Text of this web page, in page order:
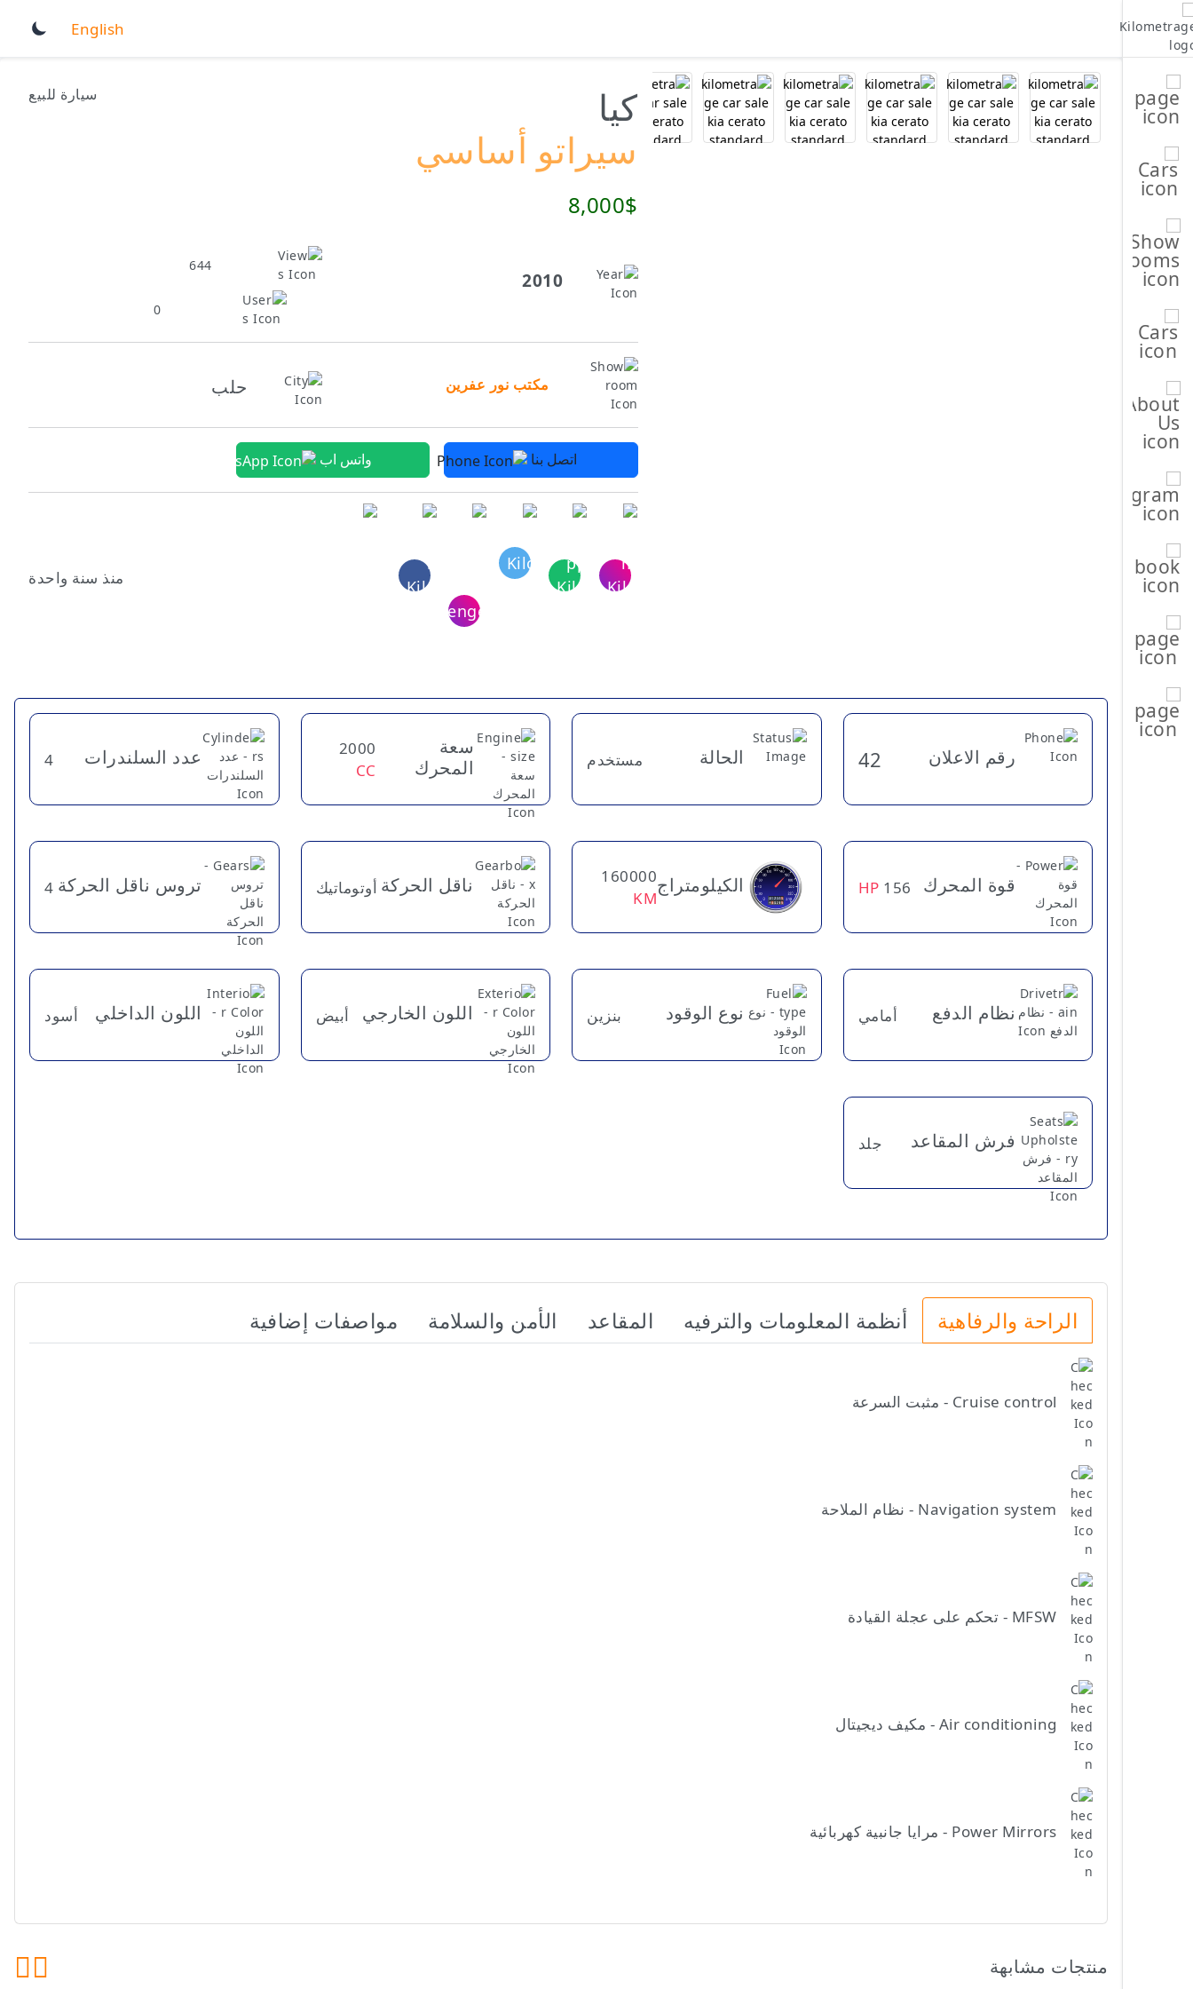
English
كيا سيارة للبيع
سيراتو أساسي
8,000$
2010
644
0
مكتب نور عفرين حلب
اتصل بنا واتس اب
منذ سنة واحدة
رقم الاعلان 42 الحالة مستخدم
سعة
المحرك
2000
CC
عدد السلندرات 4
قوة المحرك 156
HP الكيلومتراج160000
KM
ناقل الحركة أوتوماتيك تروس ناقل الحركة 4
نظام الدفع أمامي نوع الوقود بنزين اللون الخارجي أبيض اللون الداخلي أسود
فرش المقاعد جلد
الراحة والرفاهية أنظمة المعلومات والترفيه المقاعد الأمن والسلامة مواصفات إضافية
Cruise control - مثبت السرعة
Navigation system - نظام الملاحة
MFSW - تحكم على عجلة القيادة
Air conditioning - مكيف ديجيتال
Power Mirrors - مرايا جانبية كهربائية
منتجات مشابهة